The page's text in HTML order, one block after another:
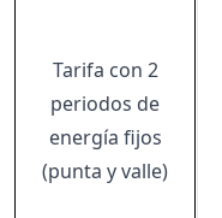
Tarifa con 2
periodos de
energía fijos
(punta y valle)